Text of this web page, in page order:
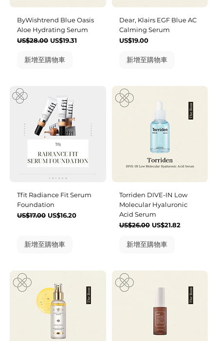
ByWishtrend Blue Oasis
Aloe Hydrating Serum
一般價格
US$28.00 促銷價格
US$19.31
新增至購物車
Dear, Klairs EGF Blue AC
Calming Serum
價格
US$19.00
新增至購物車
Tfit Radiance Fit Serum
Foundation
一般價格
US$17.00 促銷價格
US$16.20
新增至購物車
Torriden DIVE-IN Low
Molecular Hyaluronic
Acid Serum
一般價格
US$26.00 促銷價格
US$21.82
新增至購物車